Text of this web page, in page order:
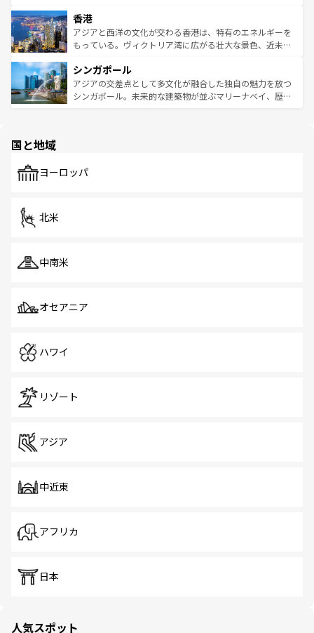
とつ。フォーやバインミー、ベトナムコーヒーなどは、ぜ
ひ現地で味わいたい。どの地域を訪れてもあたたかい人々
が旅行者を迎えてくれるので、きっと忘れられない旅にな
参照してほしい。
の活気が交差している。北部ではチェンマイなどの山岳地
帯で自然と触れ合い、南部ではプーケットやクラビの美し
いビーチでリゾート気分を楽しむことができる。タイ料理
激する。気候は一年中温暖で、どの季節にも異なる楽しみ
が待っている。親しみやすいタイの人々、仏教を中心とし
た文化、そして多様な観光資源が、訪れる旅人を魅了し続
香港
アジアと西洋の文化が交わる香港は、特有のエネルギーを
もっている。ヴィクトリア湾に広がる壮大な景色、近未来
み、どこを訪れても感動するはず。観光スポットが密集し
ており、効率よく見どころを回れるのも魅力。息をのむよ
うな絶景から文化的な体験まで、香港を存分に楽しみ尽く
シンガポール
アジアの交差点として多文化が融合した独自の魅力を放つ
シンガポール。未来的な建築物が並ぶマリーナベイ、歴史
で、ホーカーズは地元の風情を楽しめる外せないスポット
国と地域
ヨーロッパ
北米
中南米
オセアニア
ハワイ
リゾート
アジア
中近東
アフリカ
日本
人気スポット